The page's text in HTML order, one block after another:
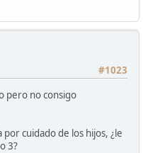
#1023
pero no consigo
cuidado de los hijos, ¿le
3?